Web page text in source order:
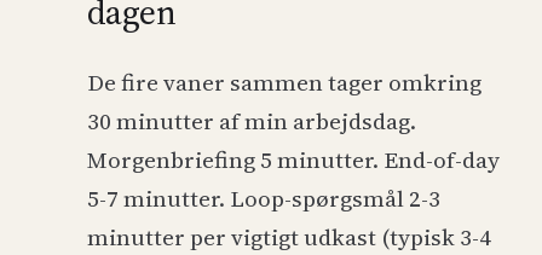
dagen
De fire vaner sammen tager omkring
30 minutter af min arbejdsdag.
Morgenbriefing 5 minutter. End-of-day
5-7 minutter. Loop-spørgsmål 2-3
minutter per vigtigt udkast (typisk 3-4